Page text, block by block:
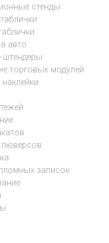
стенды
авто
штендеры
торговых модулей
записок